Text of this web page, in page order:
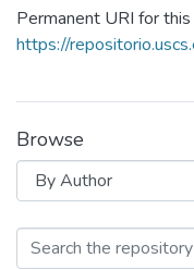
Permanent URI for
https://
Browse
Browsing